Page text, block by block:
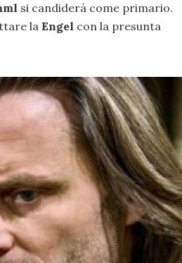
si candiderà come primario.
la Engel con la presunta